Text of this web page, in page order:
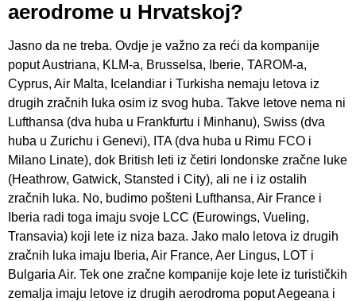
aerodrome u Hrvatskoj?
Jasno da ne treba. Ovdje je važno za reći da kompanije
poput Austriana, KLM-a, Brusselsa, Iberie, TAROM-a,
Cyprus, Air Malta, Icelandiar i Turkisha nemaju letova iz
drugih zračnih luka osim iz svog huba. Takve letove nema ni
Lufthansa (dva huba u Frankfurtu i Minhanu), Swiss (dva
huba u Zurichu i Genevi), ITA (dva huba u Rimu FCO i
Milano Linate), dok British leti iz četiri londonske zračne luke
(Heathrow, Gatwick, Stansted i City), ali ne i iz ostalih
zračnih luka. No, budimo pošteni Lufthansa, Air France i
Iberia radi toga imaju svoje LCC (Eurowings, Vueling,
Transavia) koji lete iz niza baza. Jako malo letova iz drugih
zračnih luka imaju Iberia, Air France, Aer Lingus, LOT i
Bulgaria Air. Tek one zračne kompanije koje lete iz turističkih
zemalja imaju letove iz drugih aerodroma poput Aegeana i